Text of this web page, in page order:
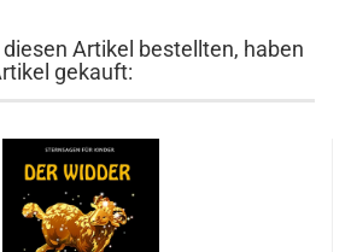
Artikel bestellten, haben
gekauft: